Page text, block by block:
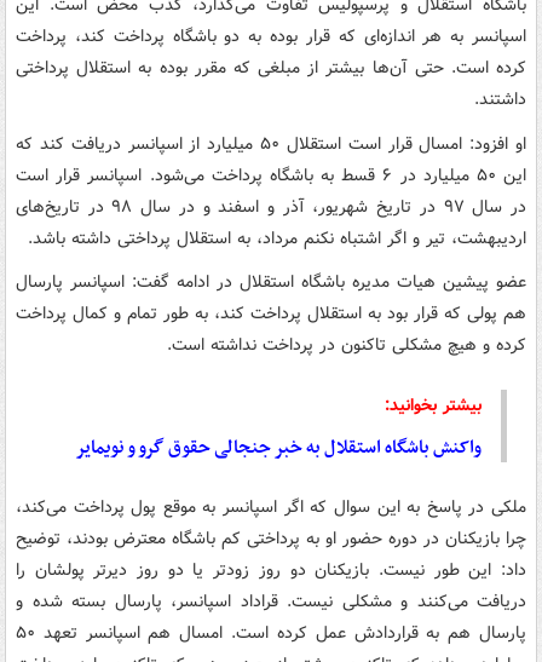
اسپانسر به هر اندازه‌ای که قرار بوده به دو باشگاه پرداخت کند، پرداخت
کرده است. حتی آن‌ها بیشتر از مبلغی که مقرر بوده به استقلال پرداختی
داشتند.
او افزود: امسال قرار است استقلال ۵۰ میلیارد از اسپانسر دریافت کند که
این ۵۰ میلیارد در ۶ قسط به باشگاه پرداخت می‌شود. اسپانسر قرار است
در سال ۹۷ در تاریخ شهریور، آذر و اسفند و در سال ۹۸ در تاریخ‌های
اردیبهشت، تیر و اگر اشتباه نکنم مرداد، به استقلال پرداختی داشته باشد.
عضو پیشین هیات مدیره باشگاه استقلال در ادامه گفت: اسپانسر پارسال
هم پولی که قرار بود به استقلال پرداخت کند، به طور تمام و کمال پرداخت
کرده و هیچ مشکلی تاکنون در پرداخت نداشته است.
بیشتر بخوانید:
واکنش باشگاه استقلال به خبر جنجالی حقوق گرو و نویمایر
ملکی در پاسخ به این سوال که اگر اسپانسر به موقع پول پرداخت می‌کند،
چرا بازیکنان در دوره حضور او به پرداختی کم باشگاه معترض بودند، توضیح
داد: این طور نیست. بازیکنان دو روز زودتر یا دو روز دیرتر پولشان را
دریافت می‌کنند و مشکلی نیست.قراداد اسپانسر، پارسال بسته شده و
پارسال هم به قراردادش عمل کرده است. امسال هم اسپانسر تعهد ۵۰